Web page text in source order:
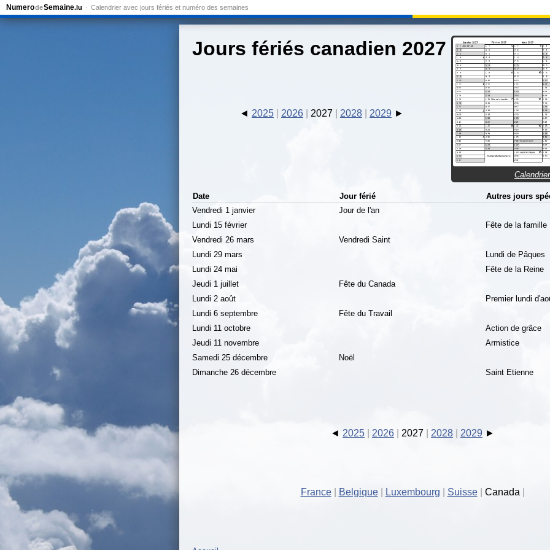
NumerodeSemaine.lu Calendrier avec jours fériés et numéro des semaines
Jours fériés canadien 2027
2025 2026 2027 2028 2029
Date Jour férié
Autres jours
Vendredi 1 janvier
Jour de l'an
Lundi 15 février
Fête de la famille
Vendredi 26 mars
Vendredi Saint
Lundi 29 mars
Lundi de Pâques
Lundi 24 mai
Fête de la Reine
Jeudi 1 juillet
Fête du Canada
Lundi 2 août
Premier lundi
Lundi 6 septembre
Fête du Travail
Lundi 11 octobre
Action de grâce
Jeudi 11 novembre
Armistice
Samedi 25 décembre
Noël
Dimanche 26 décembre
Saint Etienne
2025 2026 2027 2028 2029
France Belgique Luxembourg Suisse Canada